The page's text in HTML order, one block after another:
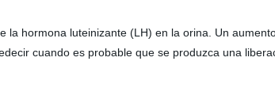
la hormona luteinizante (LH) en la orina. Un
cuando es probable que se produzca una